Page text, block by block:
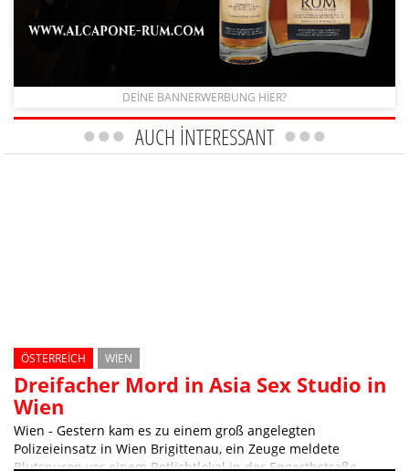
DEINE BANNERWERBUNG HIER?
AUCH INTERESSANT
ÖSTERREICH WIEN
Dreifacher Mord in Asia Sex Studio in
Wien
Wien - Gestern kam es zu einem groß angelegten
Polizeieinsatz in Wien Brigittenau, ein Zeuge meldete
Blutspuren vor einem Rotlichtlokal in der Engerthstraße